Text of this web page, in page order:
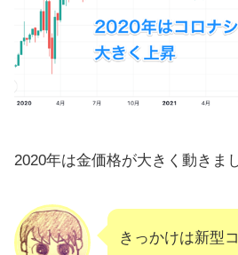
2020年は金価格が大きく動きま
きっかけは新型